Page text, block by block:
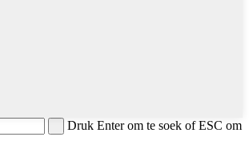
Druk Enter om te soek of ESC om